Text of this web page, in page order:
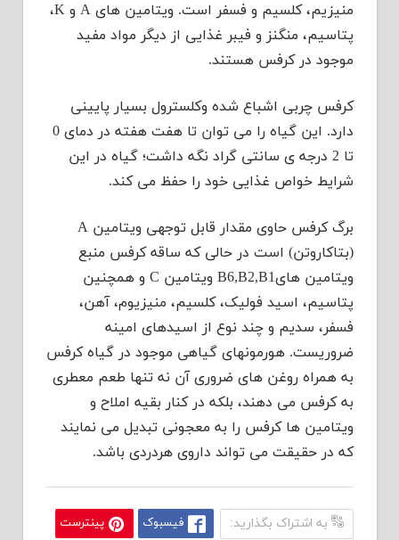
منیزیم، کلسیم و فسفر است. ویتامین های A و K،
پتاسیم، منگنز و فیبر غذایی از دیگر مواد مفید
موجود در کرفس هستند.
کرفس چربی اشباع شده وکلسترول بسیار پایینی
دارد. این گیاه را می توان تا هفت هفته در دمای 0
تا 2 درجه ی سانتی گراد نگه داشت؛ گیاه در این
شرایط خواص غذایی خود را حفظ می کند.
برگ کرفس حاوی مقدار قابل توجهی ویتامین A
(بتاکاروتن) است در حالی که ساقه کرفس منبع
ویتامین هایB6,B2,B1 ویتامین C و همچنین
پتاسیم، اسید فولیک، کلسیم، منیزیوم، آهن،
فسفر، سدیم و چند نوع از اسیدهای امینه
ضروریست. هورمونهای گیاهی موجود در گیاه کرفس
به همراه روغن های ضروری آن نه تنها طعم معطری
به کرفس می دهند، بلکه در کنار بقیه املاح و
ویتامین ها کرفس را به معجونی تبدیل می نمایند
که در حقیقت می تواند داروی هردردی باشد.
به اشتراک بگذارید: فیسبوک پینترست